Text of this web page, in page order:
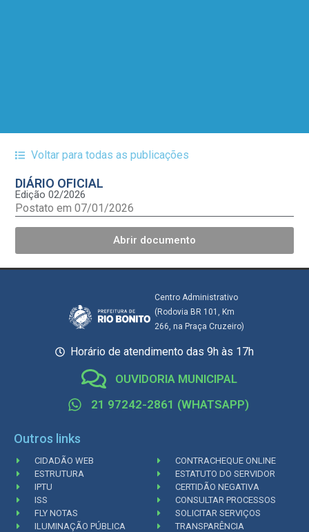
Voltar para todas as publicações
DIÁRIO OFICIAL
Edição 02/2026
Postato em 07/01/2026
Abrir documento
Centro Administrativo
(Rodovia BR 101, Km
266, na Praça Cruzeiro)
Horário de atendimento das 9h às 17h
OUVIDORIA MUNICIPAL
21 97242-2861 (WHATSAPP)
Outros links
CIDADÃO WEB
ESTRUTURA
IPTU
ISS
FLY NOTAS
ILUMINAÇÃO PÚBLICA
CONTRACHEQUE ONLINE
ESTATUTO DO SERVIDOR
CERTIDÃO NEGATIVA
CONSULTAR PROCESSOS
SOLICITAR SERVIÇOS
TRANSPARÊNCIA